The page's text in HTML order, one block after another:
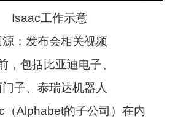
工作示意
发布会相关视频
包括比亚迪电子、
、泰瑞达机器人
Alphabet的子公司）在内